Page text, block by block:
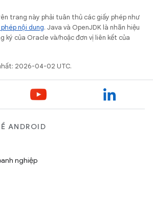
trang này phải tuân thủ các giấy phép như
nội dung. Java và OpenJDK là nhãn hiệu
ký của Oracle và/hoặc đơn vị liên kết của
2026-04-02 UTC.
ANDROID
nghiệp